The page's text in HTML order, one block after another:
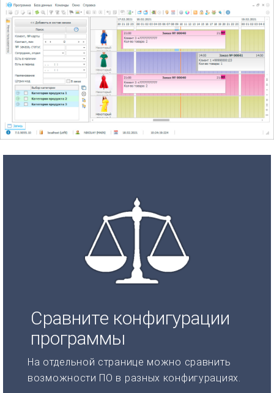
Сравните конфигурации
программы
На отдельной странице можно сравнить
возможности ПО в разных конфигурациях.